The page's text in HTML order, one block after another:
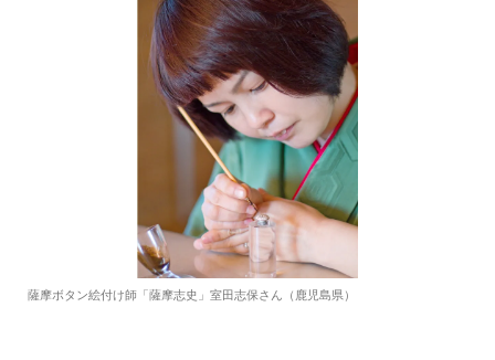
薩摩ボタン絵付け師「薩摩志史」室田志保さん（鹿児島県）